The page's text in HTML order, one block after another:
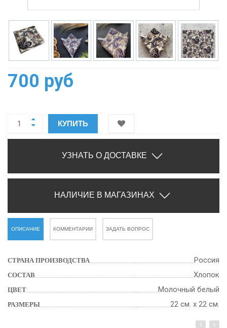
700 руб
КУПИТЬ
УЗНАТЬ О ДОСТАВКЕ
НАЛИЧИЕ В МАГАЗИНАХ
ОПИСАНИЕ КОММЕНТАРИИ ЗАДАТЬ ВОПРОС
СТРАНА ПРОИЗВОДСТВА Россия
СОСТАВ Хлопок
ЦВЕТ Молочный белый
РАЗМЕРЫ 22 см. х 22 см.